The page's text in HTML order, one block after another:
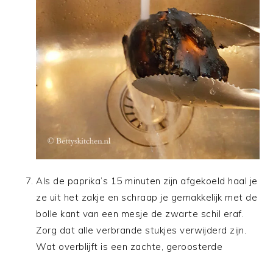
Als de paprika’s 15 minuten zijn afgekoeld haal je
ze uit het zakje en schraap je gemakkelijk met de
bolle kant van een mesje de zwarte schil eraf.
Zorg dat alle verbrande stukjes verwijderd zijn.
Wat overblijft is een zachte, geroosterde